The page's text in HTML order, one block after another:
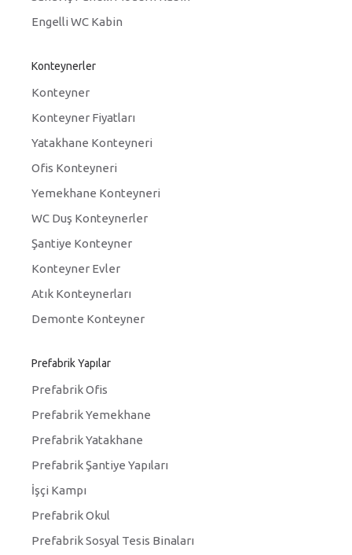
Engelli WC Kabin
Konteynerler
Konteyner
Konteyner Fiyatları
Yatakhane Konteyneri
Ofis Konteyneri
Yemekhane Konteyneri
WC Duş Konteynerler
Şantiye Konteyner
Konteyner Evler
Atık Konteynerları
Demonte Konteyner
Prefabrik Yapılar
Prefabrik Ofis
Prefabrik Yemekhane
Prefabrik Yatakhane
Prefabrik Şantiye Yapıları
İşçi Kampı
Prefabrik Okul
Prefabrik Sosyal Tesis Binaları